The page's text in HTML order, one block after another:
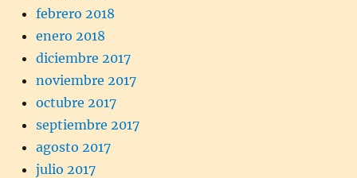
febrero 2018
enero 2018
diciembre 2017
noviembre 2017
octubre 2017
septiembre 2017
agosto 2017
julio 2017